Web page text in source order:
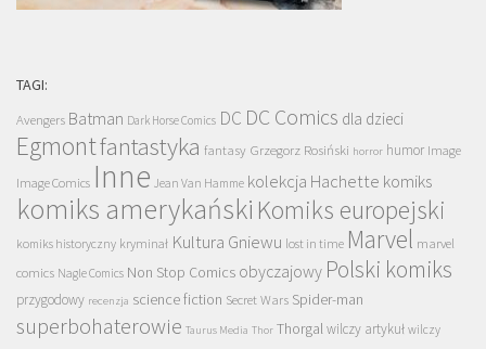
TAGI:
Avengers Batman Dark Horse Comics DC DC Comics dla dzieci
Egmontfantastyka fantasy Grzegorz Rosiński horror humor Image
Image Comics Inne Jean Van Hamme kolekcja Hachette komiks
komiks amerykański Komiks europejski
komiks historyczny kryminał Kultura Gniewu lost in time Marvel marvel
comics Nagle Comics Non Stop Comics obyczajowy Polski komiks
przygodowy recenzja science fiction Secret Wars Spider-man
superbohaterowie Taurus Media Thor Thorgalwilczy artykuł wilczy